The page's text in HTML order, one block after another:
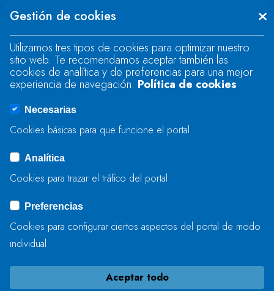
"text".
Se produjo un error al cargar el campo
"text".
Se produjo un error al cargar el campo
ENVIAR
Gestión de cookies
Utilizamos tres tipos de cookies para optimizar nuestro
sitio web. Te recomendamos aceptar también las
cookies de analítica y de preferencias para una mejor
experiencia de navegación. Política de cookies
Necesarias
Cookies básicas para que funcione el portal
Analítica
Cookies para trazar el tráfico del portal
Preferencias
Cookies para configurar ciertos aspectos del portal de modo
individual
Aceptar todo